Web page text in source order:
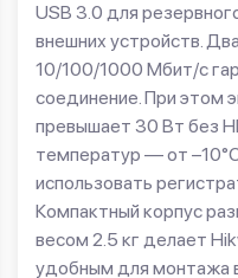
USB 3.0 для
внешних устройств.
10/100/1000 Мбит/с
соединение. При этом
превышает 30 Вт без
температур — от
использовать
Компактный корпус
весом 2.5 кг делает
удобным для монтажа